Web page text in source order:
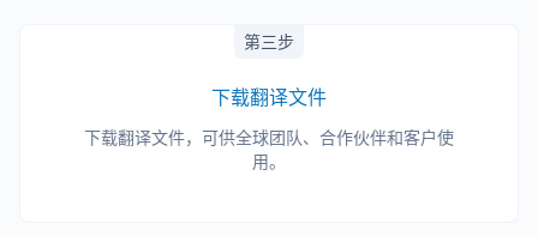
第三步
下载翻译文件
下载翻译文件，可供全球团队、合作伙伴和客户使
用。